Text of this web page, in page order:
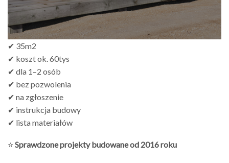
✔ 35m2
✔ koszt ok. 60tys
✔ dla 1–2 osób
✔ bez pozwolenia
✔ na zgłoszenie
✔ instrukcja budowy
✔ lista materiałów
⭐ Sprawdzone projekty budowane od 2016 roku